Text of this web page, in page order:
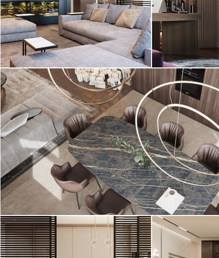
современном стиле в светлых
оттенках ...
Проект 2022 года!
Современный стиль
квартира, 145
Интерьер квартиры в ЖК «Малоохтинский, 16»
выполнен в современном современном стиле.
В ходе работы мы разработали новое ...
NEW!, 261 м
Современный стиль
Проект